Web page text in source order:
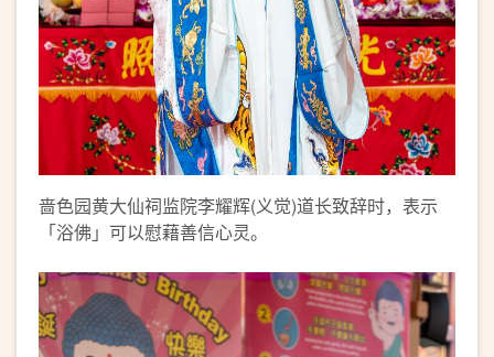
啬色园黄大仙祠监院李耀辉(义觉)道长致辞时，表示
「浴佛」可以慰藉善信心灵。